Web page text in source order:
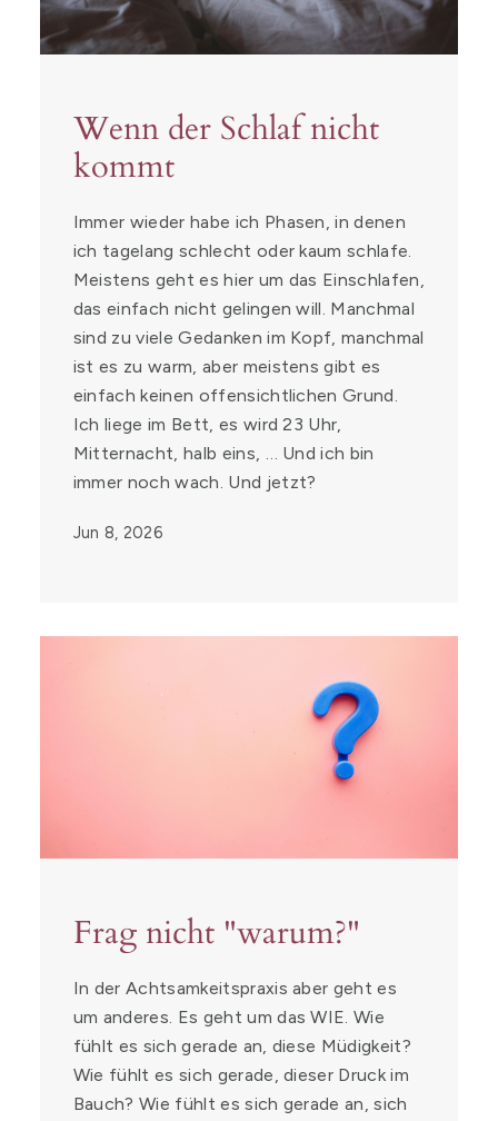
Wenn der Schlaf nicht
kommt
Immer wieder habe ich Phasen, in denen
ich tagelang schlecht oder kaum schlafe.
Meistens geht es hier um das Einschlafen,
das einfach nicht gelingen will. Manchmal
sind zu viele Gedanken im Kopf, manchmal
ist es zu warm, aber meistens gibt es
einfach keinen offensichtlichen Grund.
Ich liege im Bett, es wird 23 Uhr,
Mitternacht, halb eins, … Und ich bin
immer noch wach. Und jetzt?
Jun 8, 2026
Frag nicht "warum?"
In der Achtsamkeitspraxis aber geht es
um anderes. Es geht um das WIE. Wie
fühlt es sich gerade an, diese Müdigkeit?
Wie fühlt es sich gerade, dieser Druck im
Bauch? Wie fühlt es sich gerade an, sich